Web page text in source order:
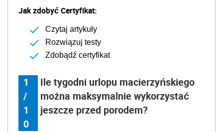
Jak zdobyć Certyfikat:
Czytaj artykuły
Rozwiązuj testy
Zdobądź certyfikat
1
/
1
0
Ile tygodni urlopu macierzyńskiego
można maksymalnie wykorzystać
jeszcze przed porodem?